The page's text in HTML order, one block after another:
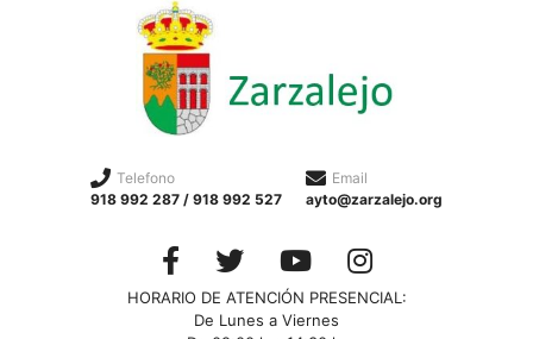
Telefono
918 992 287 / 918 992 527
Email
ayto@zarzalejo.org
HORARIO DE ATENCIÓN PRESENCIAL:
De Lunes a Viernes